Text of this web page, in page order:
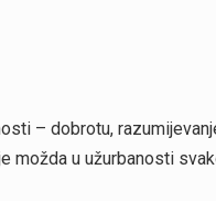
– dobrotu,
možda u užurbanosti